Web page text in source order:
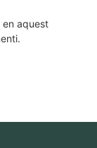
en aquest